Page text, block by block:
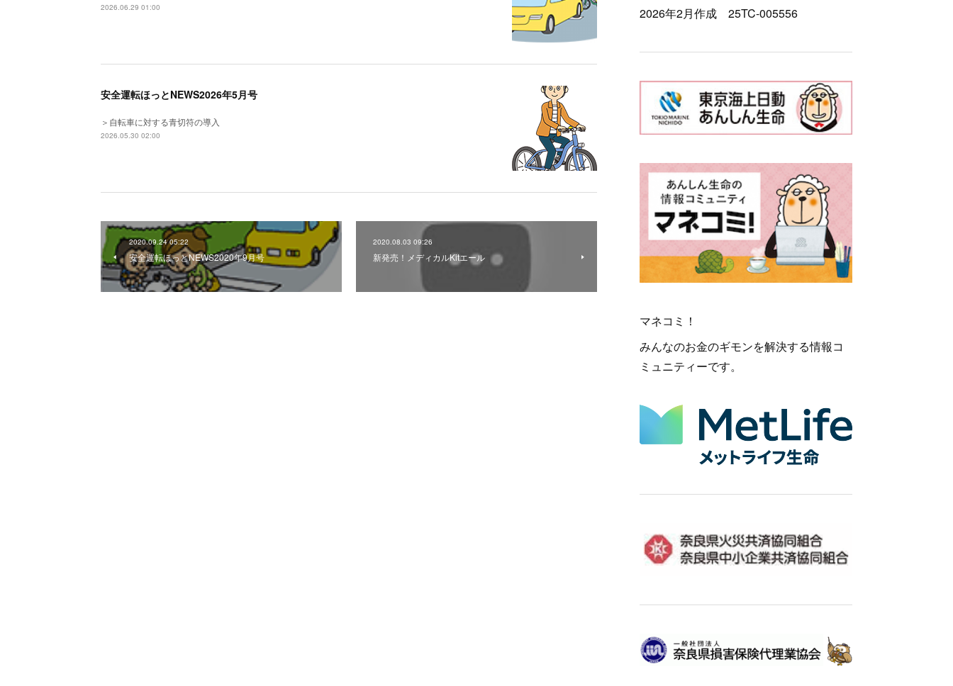
2026.06.29 01:00
安全運転ほっとNEWS2026年5月号
＞自転車に対する青切符の導入
2026.05.30 02:00
2020.09.24 05:22
安全運転ほっとNEWS2020年9月号
2020.08.03 09:26
新発売！メディカルKitエール
2026年2月作成 25TC-005556
マネコミ！
みんなのお金のギモンを解決する情報コ
ミュニティーです。